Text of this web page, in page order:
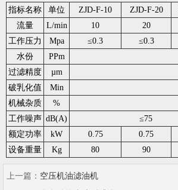
指标名称 单位 ZJD-F-10 ZJD-F-20
流量
L/min 10 20
工作压力
Mpa ≤0.3 ≤0.3
水份
PPm
过滤精度
µm
破乳化值
Min
机械杂质
%
工作噪声 dB(A)
≤75
额定功率
kW 0.75 0.75
设备重量
Kg 80 90
上一篇： 空压机油滤油机